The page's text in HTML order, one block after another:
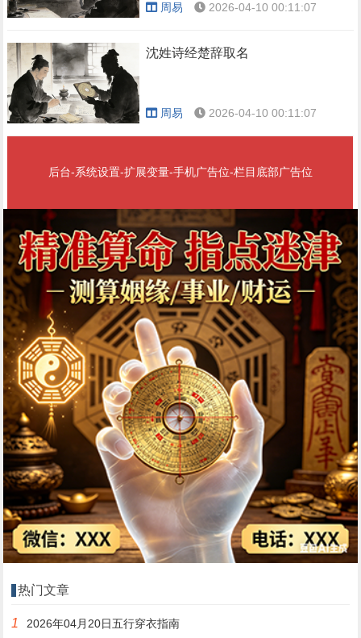
周易 2026-04-10 00:11:07
沈姓诗经楚辞取名
周易 2026-04-10 00:11:07
后台-系统设置-扩展变量-手机广告位-栏目底部广告位
热门文章
1 2026年04月20日五行穿衣指南